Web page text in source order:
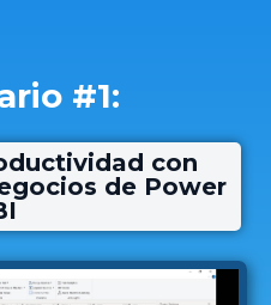
#1:
con
de Power